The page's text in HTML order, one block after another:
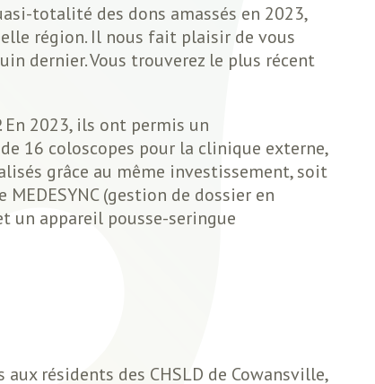
totalité des dons amassés en 2023,
région. Il nous fait plaisir de vous
dernier. Vous trouverez le plus récent
2023, ils ont permis un
16 coloscopes pour la clinique externe,
grâce au même investissement, soit
(gestion de dossier en
un appareil pousse-seringue
résidents des CHSLD de Cowansville,